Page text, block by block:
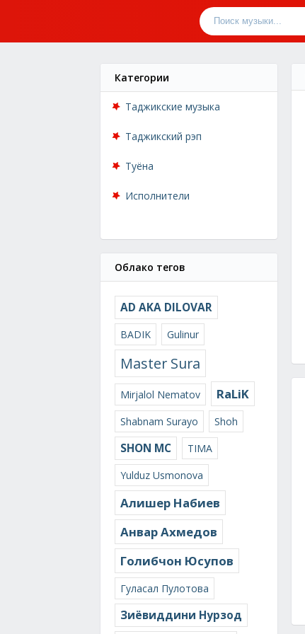
Категории
Таджикские музыка
Таджикский рэп
Туёна
Исполнители
Облако тегов
AD AKA DILOVAR
BADIK Gulinur
Master Sura
Mirjalol Nematov RaLiK
Shabnam Surayo Shoh
SHON MC
TIMA
Yulduz Usmonova
Алишер Набиев
Анвар Ахмедов
Голибчон Юсупов
Гуласал Пулотова
Зиёвиддини Нурзод